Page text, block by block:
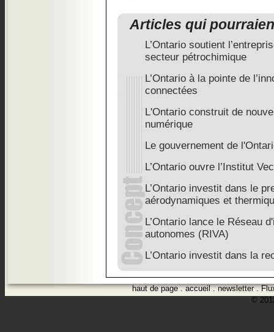
Articles qui
L’Ontario soutient
secteur pétrochimique
L’Ontario à la pointe de
connectées
L'Ontario construit de
numérique
Le gouvernement de
L’Ontario ouvre l’Institut
L’Ontario investit dans le
aérodynamiques et
L’Ontario lance le Réseau
autonomes (RIVA)
L’Ontario investit dans la
haut de page.accueil.newsletter.
©